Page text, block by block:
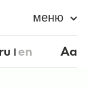
меню
ru en Aa